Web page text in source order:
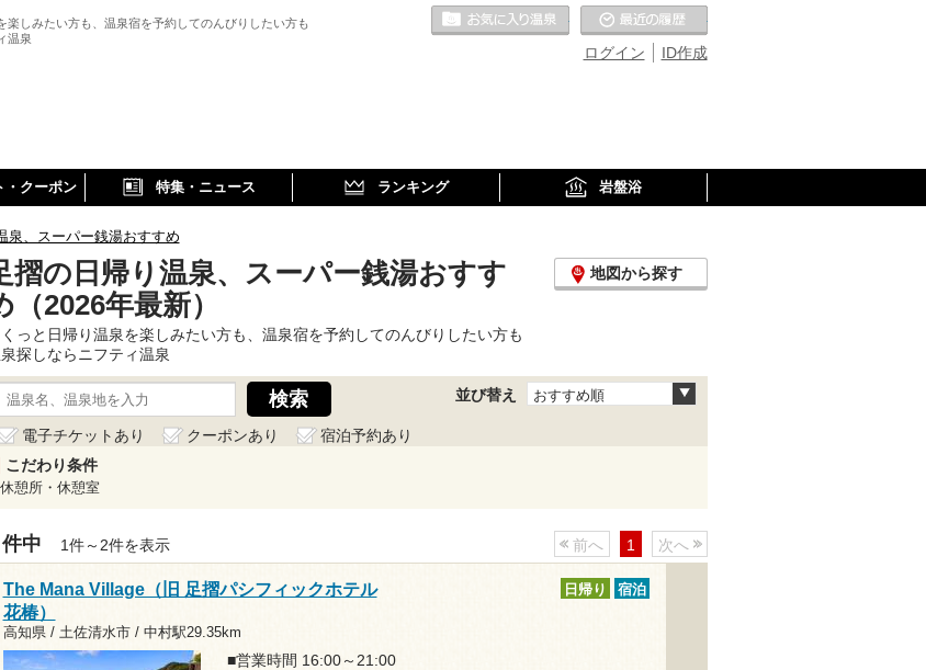
楽しみたい方も、温泉宿を予約してのんびりしたい方も
温泉
ID作成
ログイン
お気に入りの温泉
・クーポン 特集・ニュース ランキング 岩盤浴
泉、スーパー銭湯おすすめ
摺の日帰り温泉、スーパー銭湯おすす
（2026年最新）
地図から探す
っと日帰り温泉を楽しみたい方も、温泉宿を予約してのんびりしたい方も
探しならニフティ温泉
並び替え おすすめ順
電子チケットあり クーポンあり
宿泊予約あり
こだわり条件
休憩所・休憩室
中 1件～2件を表示 前へ 1 次へ
The Mana Village（旧 足摺パシフィックホテル
花椿）
高知県 / 土佐清水市 / 中村駅29.35km
日帰り 宿泊
■営業時間 16:00～21:00